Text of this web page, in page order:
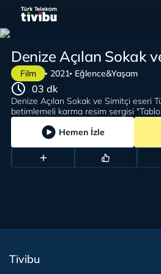
Film 2021 Eğlence&Yaşam
Denize Açılan Sokak
Denize Açılan Sokak ve Simitçi eseri
betimlemeli karma resim sergisi
03 dk
Hemen İzle
Tivibu